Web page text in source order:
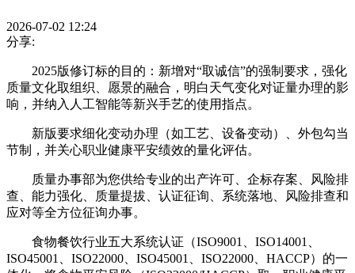
2026-07-02 12:24
分享:
2025版修订标的目的：新增对“取诚信”的强制要求，强化
质量文化取组织、愿景的融合，明白天气变化对证量办理的影
响，并纳入人工智能等新兴手艺的使用指点。
新版要求细化变动办理（如工艺、设备变动）、外包勾当
节制，并关心职业健康平安绩效的量化评估。
质量办事部为您供给专业的出产许可、企标存案、风险排
查、能力强化、质量提拔、认证征询、系统落地、风险排查和
应对等全方位征询办事。
食物餐饮行业五大系统认证（ISO9001、ISO14001、
ISO45001、ISO22000、ISO45001、ISO22000、HACCP）的一